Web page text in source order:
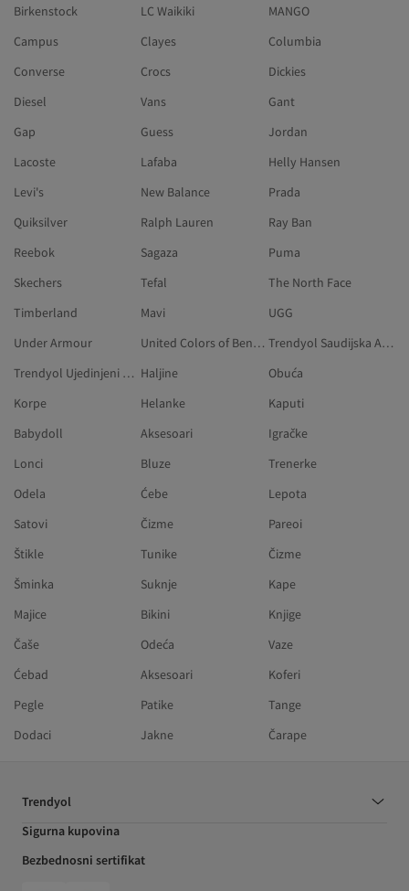
Birkenstock
LC Waikiki
MANGO
Campus
Clayes
Columbia
Converse
Crocs
Dickies
Diesel
Vans
Gant
Gap
Guess
Jordan
Lacoste
Lafaba
Helly Hansen
Levi's
New Balance
Prada
Quiksilver
Ralph Lauren
Ray Ban
Reebok
Sagaza
Puma
Skechers
Tefal
The North Face
Timberland
Mavi
UGG
Under Armour
United Colors of Benetton
Trendyol Saudijska Arabija
Trendyol Ujedinjeni Arapski Emirati Haljine
Obuća
Korpe
Helanke
Kaputi
Babydoll
Aksesoari
Igračke
Lonci
Bluze
Trenerke
Odela
Ćebe
Lepota
Satovi
Čizme
Pareoi
Štikle
Tunike
Čizme
Šminka
Suknje
Kape
Majice
Bikini
Knjige
Čaše
Odeća
Vaze
Ćebad
Aksesoari
Koferi
Pegle
Patike
Tange
Dodaci
Jakne Čarape
Trendyol
Sigurna kupovina
Bezbednosni sertifikat